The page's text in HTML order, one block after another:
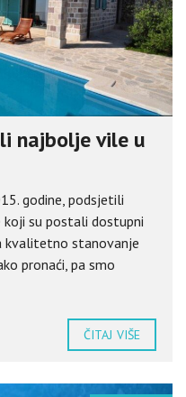
najbolje vile u
godine, podsjetili
su postali dostupni
kvalitetno stanovanje
pronaći, pa smo
ČITAJ VIŠE